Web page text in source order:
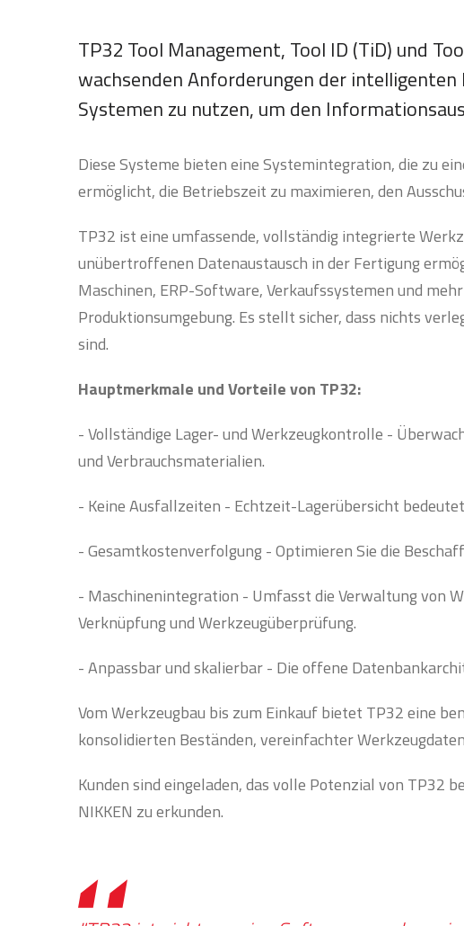
TP32 Tool Management, Tool ID (TiD) und
wachsenden Anforderungen der
Systemen zu nutzen, um den
Diese Systeme bieten eine Systemintegration, die zu
ermöglicht, die Betriebszeit zu maximieren, den
TP32 ist eine umfassende, vollständig integrierte
unübertroffenen Datenaustausch in der Fertigung
Maschinen, ERP-Software, Verkaufssystemen und
Produktionsumgebung. Es stellt sicher, dass nichts
sind.
Hauptmerkmale und Vorteile von TP32:
- Vollständige Lager- und Werkzeugkontrolle -
und Verbrauchsmaterialien.
- Keine Ausfallzeiten - Echtzeit-Lagerübersicht
- Gesamtkostenverfolgung - Optimieren Sie die
- Maschinenintegration - Umfasst die Verwaltung von
Verknüpfung und Werkzeugüberprüfung.
- Anpassbar und skalierbar - Die offene
Vom Werkzeugbau bis zum Einkauf bietet TP32 eine
konsolidierten Beständen, vereinfachter
Kunden sind eingeladen, das volle Potenzial von TP32
NIKKEN zu erkunden.